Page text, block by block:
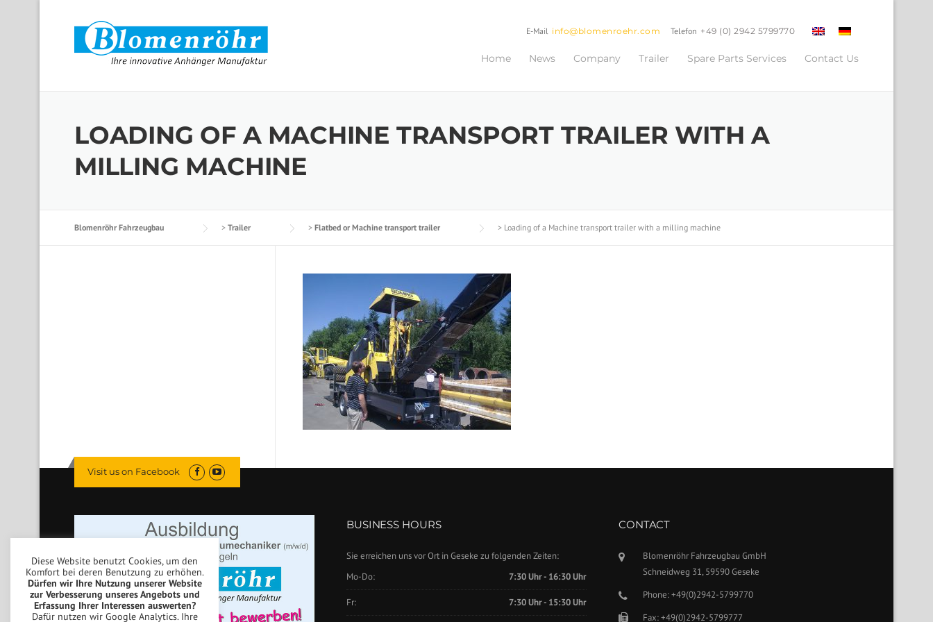
Telefon +49 (0) 2942 5799770
E-Mail info@blomenroehr.com
Home News Company Trailer Spare Parts Services Contact Us
LOADING OF A MACHINE TRANSPORT TRAILER WITH A
MILLING MACHINE
Blomenröhr Fahrzeugbau > Trailer > Flatbed or Machine transport trailer > Loading of a Machine transport trailer with a milling machine
Visit us on Facebook
BUSINESS HOURS
Sie erreichen uns vor Ort in Geseke zu folgenden Zeiten:
Mo-Do:
7:30 Uhr - 16:30 Uhr
Fr: 7:30 Uhr - 15:30 Uhr
CONTACT
Blomenröhr Fahrzeugbau GmbH
Schneidweg 31, 59590 Geseke
Phone: +49(0)2942-5799770
Fax: +49(0)2942-5799777
Diese Website benutzt Cookies, um den
Komfort bei deren Benutzung zu erhöhen.
Dürfen wir Ihre Nutzung unserer Website
zur Verbesserung unseres Angebots und
Erfassung Ihrer Interessen auswerten?
Dafür nutzen wir Google Analytics. Ihre